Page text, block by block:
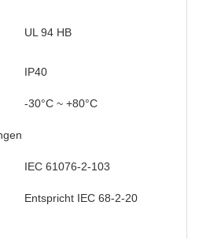
UL 94 HB
IP40
-30°C ~ +80°C
IEC 61076-2-103
Entspricht IEC 68-2-20